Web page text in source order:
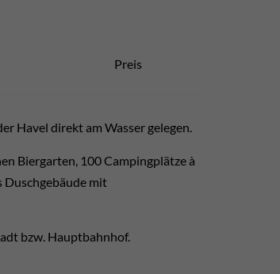
Preis
Havel direkt am Wasser gelegen.
Biergarten, 100 Campingplätze à
Duschgebäude mit
bzw. Hauptbahnhof.